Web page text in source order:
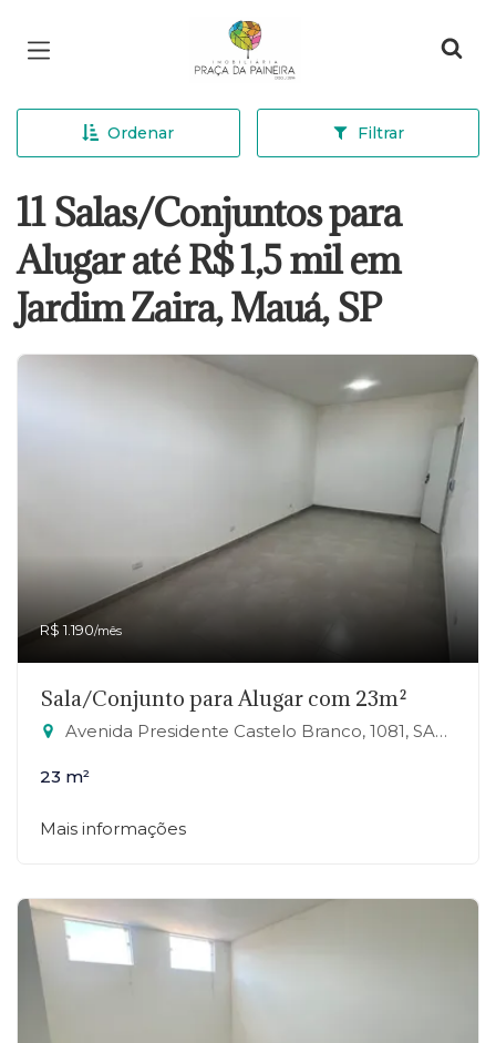
Página inicial
Ordenar Filtrar
11 Salas/Conjuntos para
Alugar até R$ 1,5 mil em
Jardim Zaira, Mauá, SP
R$ 1.190/mês
Sala/Conjunto para Alugar com 23m²
Avenida Presidente Castelo Branco, 1081, SALA 17 - Jardim Zaira, Mauá-SP
23 m²
Mais informações